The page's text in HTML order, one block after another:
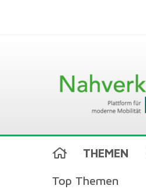
THEMEN
Top Themen